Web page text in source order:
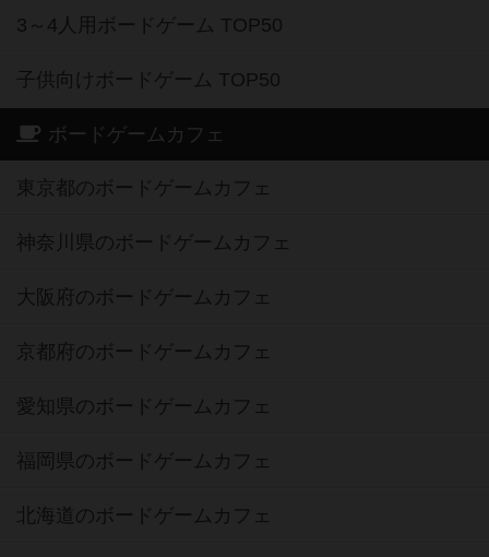
3～4人用ボードゲーム TOP50
子供向けボードゲーム TOP50
ボードゲームカフェ
東京都のボードゲームカフェ
神奈川県のボードゲームカフェ
大阪府のボードゲームカフェ
京都府のボードゲームカフェ
愛知県のボードゲームカフェ
福岡県のボードゲームカフェ
北海道のボードゲームカフェ